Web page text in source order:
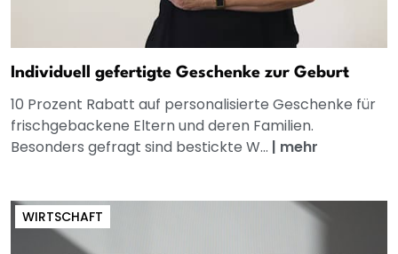
Individuell gefertigte Geschenke zur Geburt
10 Prozent Rabatt auf personalisierte Geschenke für
frischgebackene Eltern und deren Familien.
Besonders gefragt sind bestickte W... | mehr
WIRTSCHAFT